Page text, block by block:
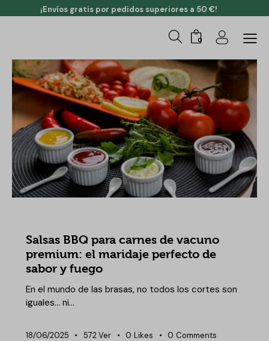
¡Envíos gratis por pedidos superiores a 50 €!
0
Salsas BBQ para carnes de vacuno
premium: el maridaje perfecto de
sabor y fuego
En el mundo de las brasas, no todos los cortes son
iguales… ni…
18/06/2025 572 Ver 0 Likes 0 Comments